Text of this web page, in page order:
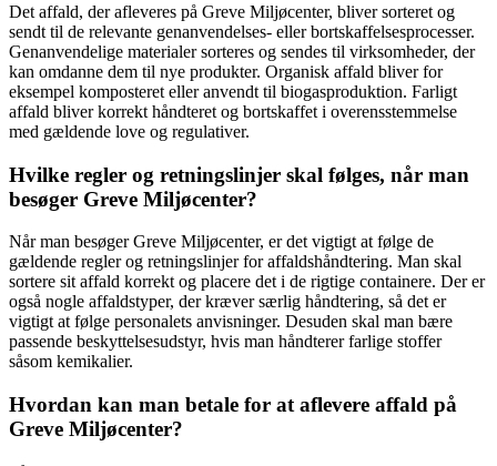
Det affald, der afleveres på Greve Miljøcenter, bliver sorteret og
sendt til de relevante genanvendelses- eller bortskaffelsesprocesser.
Genanvendelige materialer sorteres og sendes til virksomheder, der
kan omdanne dem til nye produkter. Organisk affald bliver for
eksempel komposteret eller anvendt til biogasproduktion. Farligt
affald bliver korrekt håndteret og bortskaffet i overensstemmelse
med gældende love og regulativer.
Hvilke regler og retningslinjer skal følges, når man
besøger Greve Miljøcenter?
Når man besøger Greve Miljøcenter, er det vigtigt at følge de
gældende regler og retningslinjer for affaldshåndtering. Man skal
sortere sit affald korrekt og placere det i de rigtige containere. Der er
også nogle affaldstyper, der kræver særlig håndtering, så det er
vigtigt at følge personalets anvisninger. Desuden skal man bære
passende beskyttelsesudstyr, hvis man håndterer farlige stoffer
såsom kemikalier.
Hvordan kan man betale for at aflevere affald på
Greve Miljøcenter?